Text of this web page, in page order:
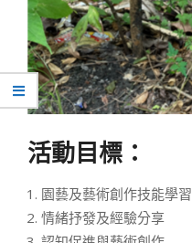
活動目標：
園藝及藝術創作技能學習
情緒抒發及經驗分享